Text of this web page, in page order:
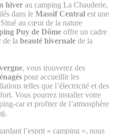
hiver au camping La Chauderie,
dans le Massif Central est une
au cœur de la nature
Puy de Dôme offre un cadre
de la beauté hivernale de la
, vous trouverez des
pour accueillir les
telles que l’électricité et des
Vous pourrez installer votre
car et profiter de l’atmosphère
l’esprit « camping », nous